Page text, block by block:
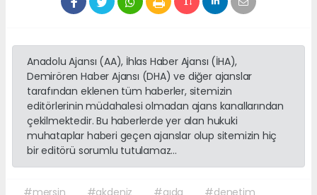
Anadolu Ajansı (AA), İhlas Haber Ajansı (İHA),
Demirören Haber Ajansı (DHA) ve diğer ajanslar
tarafından eklenen tüm haberler, sitemizin
editörlerinin müdahalesi olmadan ajans kanallarından
çekilmektedir. Bu haberlerde yer alan hukuki
muhataplar haberi geçen ajanslar olup sitemizin hiç
bir editörü sorumlu tutulamaz...
#mersin #akdeniz #gıda
#denetim